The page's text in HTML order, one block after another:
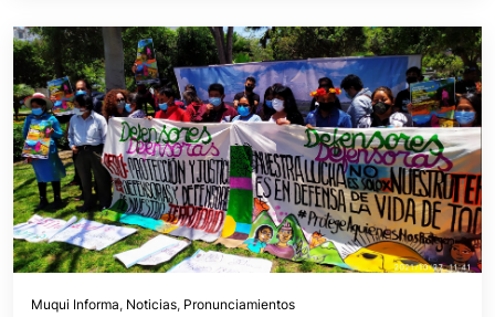
Muqui Informa, Noticias, Pronunciamientos